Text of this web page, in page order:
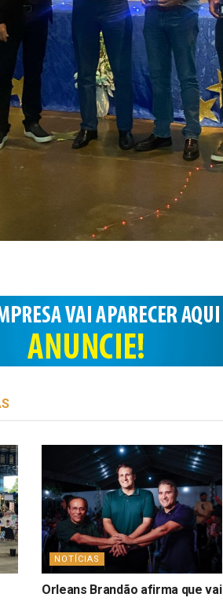
NOTÍCIAS
Orleans Brandão afirma que vai